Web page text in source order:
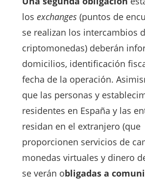
los exchanges (puntos de
se realizan los intercambios
criptomonedas) deberán
domicilios, identificación
fecha de la operación.
que las personas y
residentes en España y las
residan en el extranjero (que
proporcionen servicios de
monedas virtuales y dinero
se verán obligadas a